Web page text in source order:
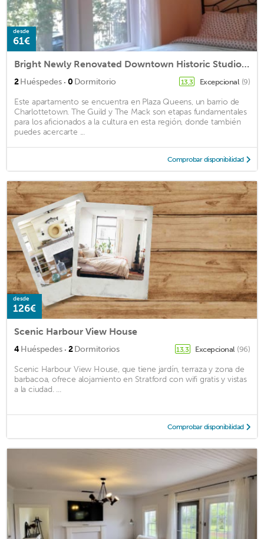
desde
61€
Bright Newly Renovated Downtown Historic Studio on Water Street
2Huéspedes · 0 Dormitorio 13,3 Excepcional (9)
Este apartamento se encuentra en Plaza Queens, un barrio de
Charlottetown. The Guild y The Mack son etapas fundamentales
para los aficionados a la cultura en esta región, donde también
puedes acercarte ...
Comprobar disponibilidad
desde
126€
Scenic Harbour View House
4Huéspedes · 2Dormitorios 13,3 Excepcional (96)
Scenic Harbour View House, que tiene jardín, terraza y zona de
barbacoa, ofrece alojamiento en Stratford con wifi gratis y vistas
a la ciudad. ...
Comprobar disponibilidad